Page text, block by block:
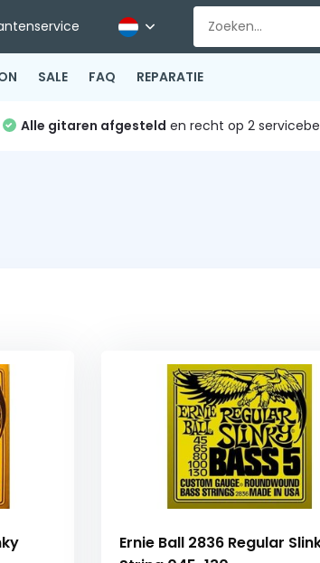
SALE FAQ REPARATIE
Alle gitaren afgesteld en recht op 2
Ernie Ball 2836 Regular